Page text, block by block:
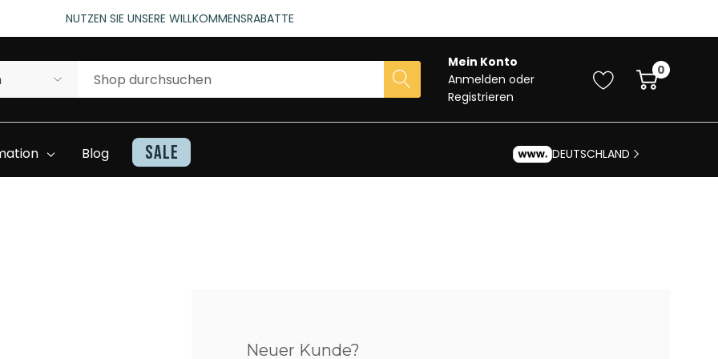
Mein Konto
Anmelden oder
Registrieren
0
Blog Sale DEUTSCHLAND
Neuer Kunde?